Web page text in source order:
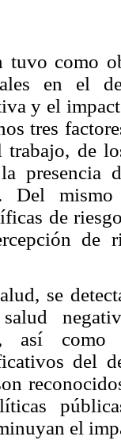
tuvo como
en el
y el
tres
de
presencia
Del
de
de
se
así como
del
el